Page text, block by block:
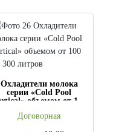
Охладители молока
серии «Cold Pool
объемом от 100
Договорная